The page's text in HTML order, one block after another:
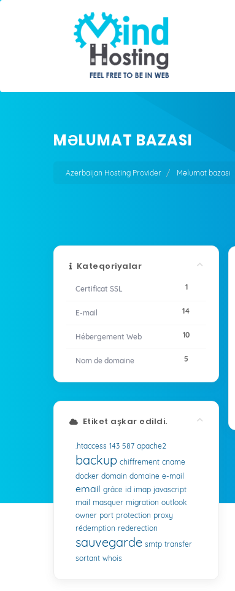
MƏLUMAT BAZASI
Azerbaijan Hosting Provider Məlumat bazası
Kateqoriyalar
1
Certificat SSL
14
E-mail
10
Hébergement Web
5
Nom de domaine
Etiket aşkar edildi.
.htaccess 143 587 apache2
backup chiffrement cname
docker domain domaine e-mail
email grâce id imap javascript
mail masquer migration outlook
owner port protection proxy
rédemption rederection
sauvegarde smtp transfer
sortant whois